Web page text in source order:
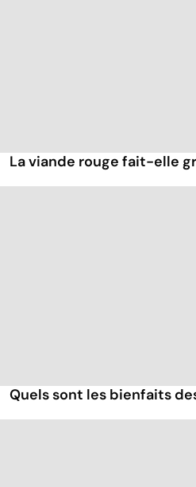
La viande rouge fait-elle
Quels sont les bienfaits